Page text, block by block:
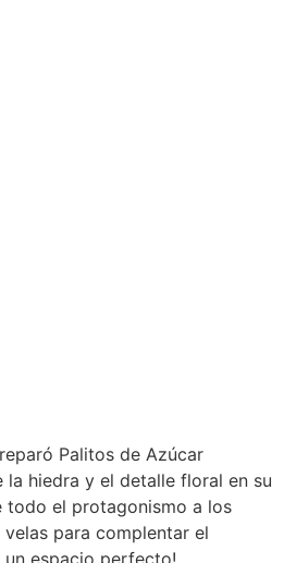
Palitos de Azúcar
hiedra y el detalle floral en su
todo el protagonismo a los
para complentar el